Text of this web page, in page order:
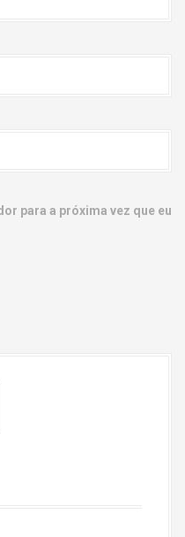
para a próxima vez que eu